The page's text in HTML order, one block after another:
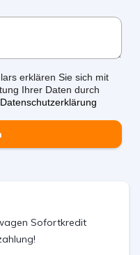
erklären Sie sich mit
Ihrer Daten durch
Datenschutzerklärung
Sofortkredit